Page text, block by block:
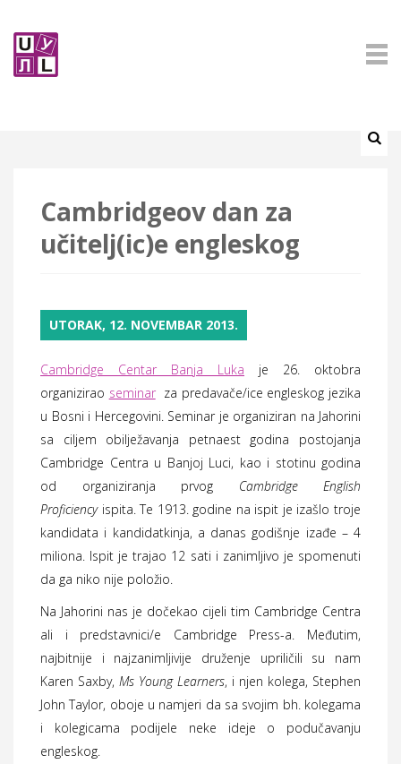
Cambridgeov dan za
učitelj(ic)e engleskog
UTORAK, 12. NOVEMBAR 2013.
Cambridge Centar Banja Luka je 26. oktobra
organizirao seminarza predavače/ice engleskog jezika
u Bosni i Hercegovini. Seminar je organiziran na Jahorini
sa ciljem obilježavanja petnaest godina postojanja
Cambridge Centra u Banjој Luci, kao i stotinu godina
od organiziranja prvog Cambridge English
Proficiencyispita. Te 1913. godine na ispit je izašlo troje
kandidata i kandidatkinja, a danas godišnje izađe – 4
miliona. Ispit je trajao 12 sati i zanimljivo je spomenuti
da ga niko nije položio.
Na Jahorini nas je dočekao cijeli tim Cambridge Centra
ali i predstavnici/e Cambridge Press-a. Međutim,
najbitnije i najzanimljivije druženje upriličili su nam
Karen Saxby, Ms Young Learners, i njen kolega, Stephen
John Taylor, oboje u namjeri da sa svojim bh. kolegama
i kolegicama podijele neke ideje o podučavanju
engleskog.